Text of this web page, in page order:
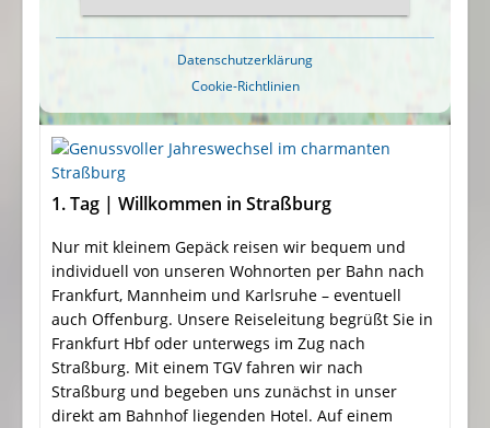
Datenschutzerklärung
Cookie-Richtlinien
1. Tag | Willkommen in Straßburg
Nur mit kleinem Gepäck reisen wir bequem und
individuell von unseren Wohnorten per Bahn nach
Frankfurt, Mannheim und Karlsruhe – eventuell
auch Offenburg. Unsere Reiseleitung begrüßt Sie in
Frankfurt Hbf oder unterwegs im Zug nach
Straßburg. Mit einem TGV fahren wir nach
Straßburg und begeben uns zunächst in unser
direkt am Bahnhof liegenden Hotel. Auf einem